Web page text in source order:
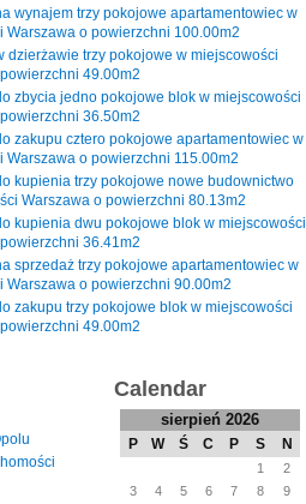
wynajem trzy pokojowe apartamentowiec w
Warszawa o powierzchni 100.00m2
dzierżawie trzy pokojowe w miejscowości
49.00m2
zbycia jedno pokojowe blok w miejscowości
36.50m2
zakupu cztero pokojowe apartamentowiec w
Warszawa o powierzchni 115.00m2
kupienia trzy pokojowe nowe budownictwo
Warszawa o powierzchni 80.13m2
kupienia dwu pokojowe blok w miejscowości
36.41m2
sprzedaż trzy pokojowe apartamentowiec w
Warszawa o powierzchni 90.00m2
zakupu trzy pokojowe blok w miejscowości
49.00m2
Calendar
sierpień 2026
P W Ś C P S N
1
2
3
4 5 6 7 8
9